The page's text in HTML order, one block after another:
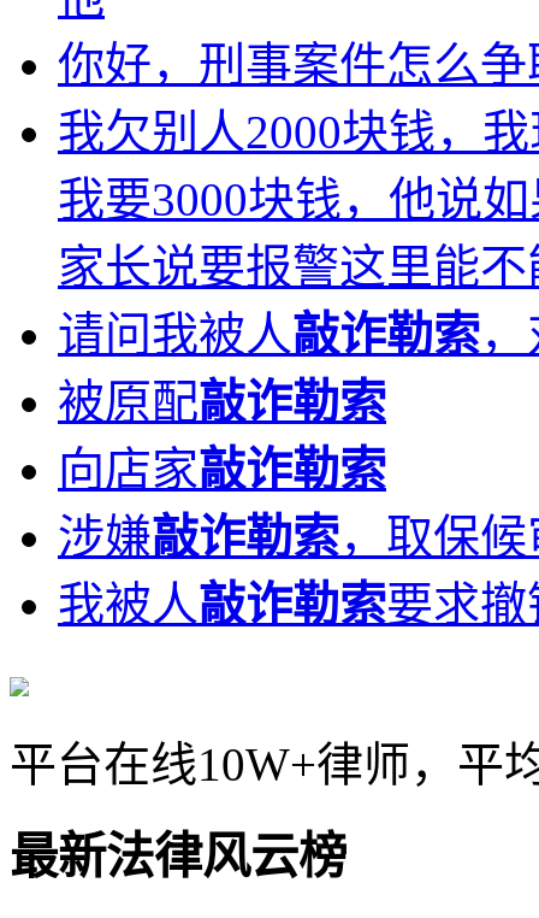
你好，刑事案件怎么
我欠别人2000块钱，
我要3000块钱，他说
家长说要报警这里能
请问我被人敲诈勒索
被原配敲诈勒索
向店家敲诈勒索
涉嫌敲诈勒索，取保
我被人敲诈勒索要求
平台在线10W+律师，平
最新法律风云榜